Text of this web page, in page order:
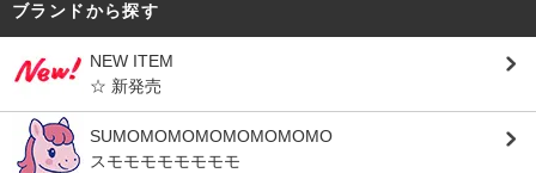
ブランドから探す
NEW ITEM
☆ 新発売
SUMOMOMOMOMOMOMOMO
スモモモモモモモモ